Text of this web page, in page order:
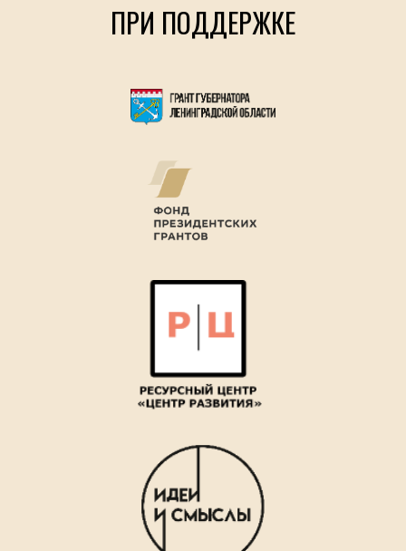
ПРИ ПОДДЕРЖКЕ